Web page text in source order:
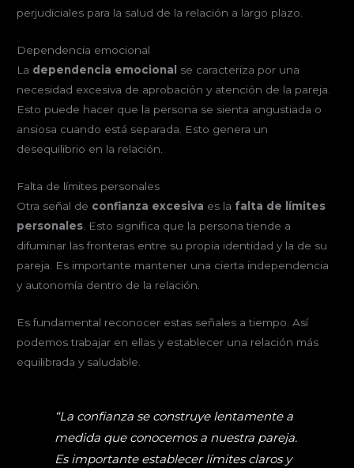
perjudiciales para la salud de la relación a largo plazo.
Dependencia emocional
La dependencia emocional
se caracteriza por una
necesidad excesiva de aprobación y atención de la pareja.
Esto puede hacer que la persona se sienta angustiada o
ansiosa cuando está separada. Esto genera un
desequilibrio en la relación.
Falta de límites personales
Otra señal de confianza excesiva es la falta de límites
personales . Esto significa que la persona tiende a
difuminar las fronteras entre su propia identidad y la de su
pareja. Es importante mantener una cierta independencia
y autonomía dentro de la relación.
Es fundamental reconocer estas señales a tiempo. Así
podemos trabajar en ellas y establecer una relación más
equilibrada y saludable.
“La confianza se construye lentamente a
medida que conocemos a nuestra pareja.
Es importante establecer límites claros y